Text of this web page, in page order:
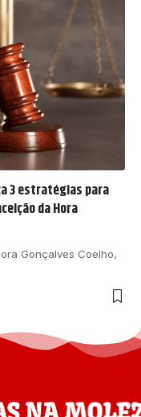
3 estratégias para
da Hora
Gonçalves Coelho,